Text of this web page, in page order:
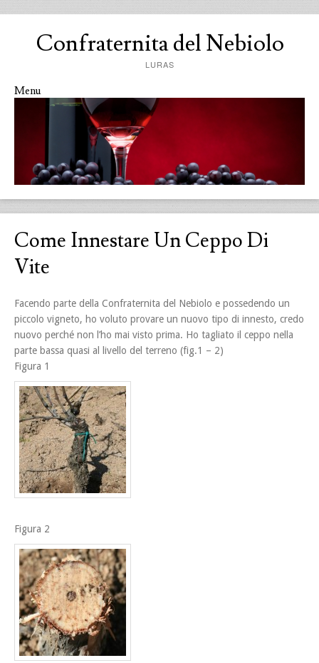
Confraternita del Nebiolo
LURAS
Menu
Skip to content
Come Innestare Un Ceppo Di
Vite
Facendo parte della Confraternita del Nebiolo e possedendo un
piccolo vigneto, ho voluto provare un nuovo tipo di innesto, credo
nuovo perché non l’ho mai visto prima. Ho tagliato il ceppo nella
parte bassa quasi al livello del terreno (fig.1 – 2)
Figura 1
Figura 2